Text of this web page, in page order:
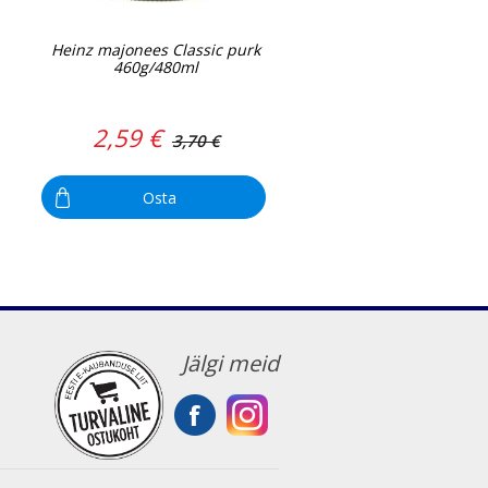
Heinz majonees Classic purk
460g/480ml
2,59 € 3,70 €
Osta
Jälgi meid